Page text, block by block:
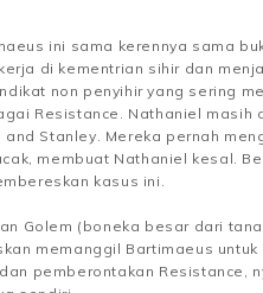
ini sama kerennya sama
di kementrian sihir dan
non penyihir yang sering
Resistance. Nathaniel masih
Stanley. Mereka pernah
membuat Nathaniel kesal.
kasus ini.
Golem (boneka besar dari
memanggil Bartimaeus untuk
pemberontakan Resistance,